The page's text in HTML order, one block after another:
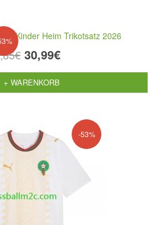
Kinder Heim Trikotsatz 2026
30,99€
+ WARENKORB
-53%